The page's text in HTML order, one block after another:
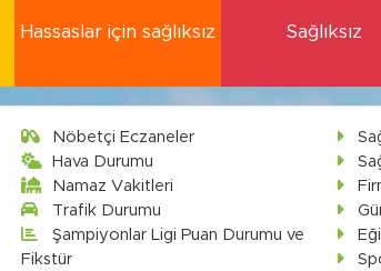
Hassaslar için sağlıksız Sağlıksız
Nöbetçi Eczaneler
Hava Durumu
Namaz Vakitleri
Trafik Durumu
Şampiyonlar Ligi Puan Durumu ve
Fikstür